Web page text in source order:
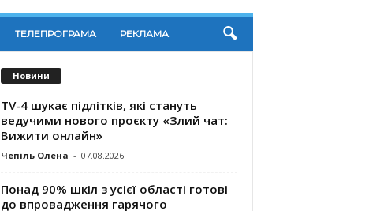
ТЕЛЕПРОГРАМА РЕКЛАМА
Новини
TV-4 шукає підлітків, які стануть
ведучими нового проєкту «Злий чат:
Вижити онлайн»
Чепіль Олена - 07.08.2026
Понад 90% шкіл з усієї області готові
до впровадження гарячого